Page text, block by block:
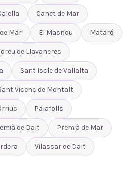
Canet de Mar
Mar El Masnou Mataró
de Llavaneres
Sant Iscle de Vallalta
Vicenç de Montalt
Palafolls
de Dalt Premià de Mar
Vilassar de Dalt